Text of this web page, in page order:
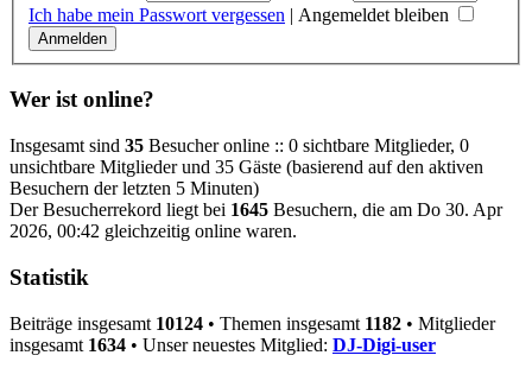
Ich habe mein Passwort vergessen | Angemeldet bleiben
Wer ist online?
Insgesamt sind 35 Besucher online :: 0 sichtbare Mitglieder, 0
unsichtbare Mitglieder und 35 Gäste (basierend auf den aktiven
Besuchern der letzten 5 Minuten)
Der Besucherrekord liegt bei 1645 Besuchern, die am Do 30. Apr
2026, 00:42 gleichzeitig online waren.
Statistik
Beiträge insgesamt 10124 • Themen insgesamt 1182 • Mitglieder
insgesamt 1634 • Unser neuestes Mitglied: DJ-Digi-user